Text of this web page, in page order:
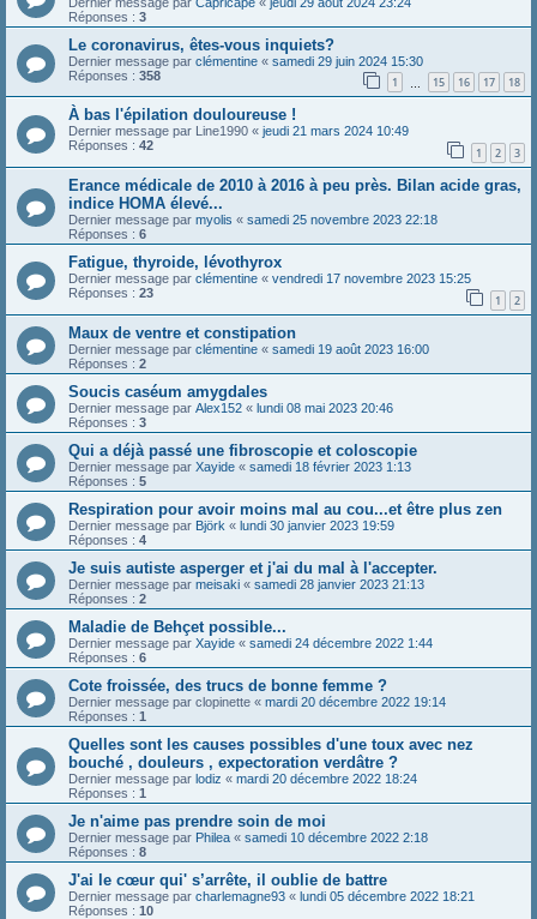
Réponses : 3
Le coronavirus, êtes-vous inquiets?
Dernier message par clémentine « samedi 29 juin 2024 15:30
Réponses : 358 1 15 16 17 18
À bas l'épilation douloureuse !
Dernier message par Line1990 « jeudi 21 mars 2024 10:49
Réponses : 42 1 2 3
Erance médicale de 2010 à 2016 à peu près. Bilan acide gras,
indice HOMA élevé...
Dernier message par myolis « samedi 25 novembre 2023 22:18
Réponses : 6
Fatigue, thyroide, lévothyrox
Dernier message par clémentine « vendredi 17 novembre 2023 15:25
Réponses : 23 1 2
Maux de ventre et constipation
Dernier message par clémentine « samedi 19 août 2023 16:00
Réponses : 2
Soucis caséum amygdales
Dernier message par Alex152 « lundi 08 mai 2023 20:46
Réponses : 3
Qui a déjà passé une fibroscopie et coloscopie
Dernier message par Xayide « samedi 18 février 2023 1:13
Réponses : 5
Respiration pour avoir moins mal au cou...et être plus zen
Dernier message par Björk « lundi 30 janvier 2023 19:59
Réponses : 4
Je suis autiste asperger et j'ai du mal à l'accepter.
Dernier message par meisaki « samedi 28 janvier 2023 21:13
Réponses : 2
Maladie de Behçet possible...
Dernier message par Xayide « samedi 24 décembre 2022 1:44
Réponses : 6
Cote froissée, des trucs de bonne femme ?
Dernier message par clopinette « mardi 20 décembre 2022 19:14
Réponses : 1
Quelles sont les causes possibles d'une toux avec nez
bouché , douleurs , expectoration verdâtre ?
Dernier message par lodiz « mardi 20 décembre 2022 18:24
Réponses : 1
Je n'aime pas prendre soin de moi
Dernier message par Philea « samedi 10 décembre 2022 2:18
Réponses : 8
J'ai le cœur qui' s’arrête, il oublie de battre
Dernier message par charlemagne93 « lundi 05 décembre 2022 18:21
Réponses : 10